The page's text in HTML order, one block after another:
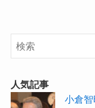
人気記事
小倉